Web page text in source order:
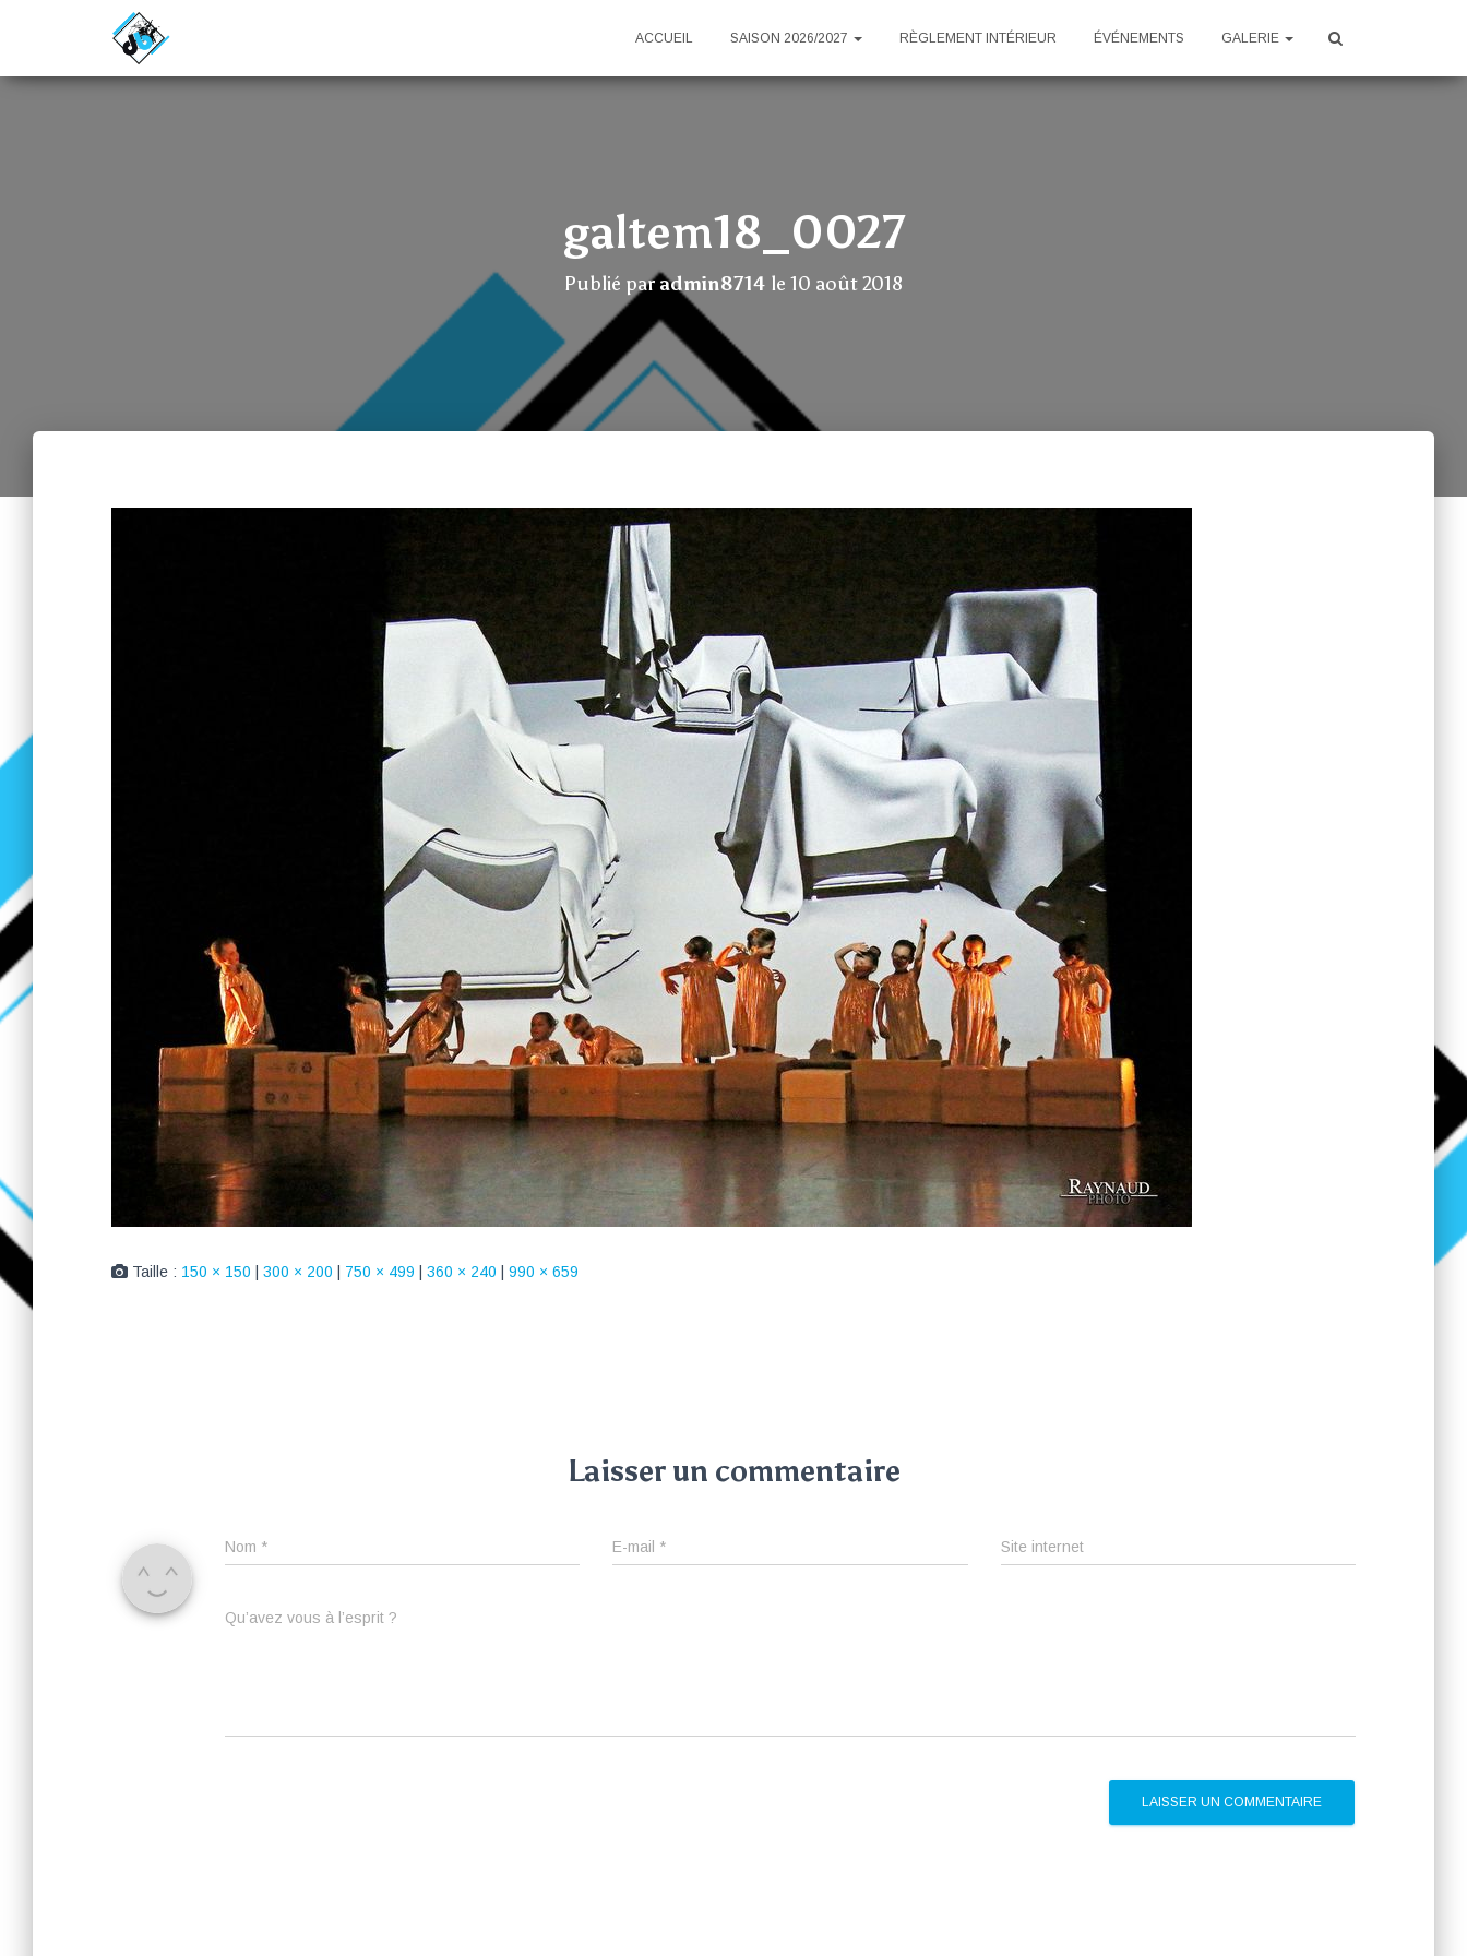
ACCUEIL SAISON 2026/2027 RÈGLEMENT INTÉRIEUR ÉVÉNEMENTS GALERIE
galtem18_0027
Publié paradmin8714 le 10 août 2018
Taille : 150 × 150 300 × 200 750 × 499 360 × 240 990 × 659
Laisser un commentaire
Nom * E-mail * Site internet
Qu’avez vous à l’esprit ?